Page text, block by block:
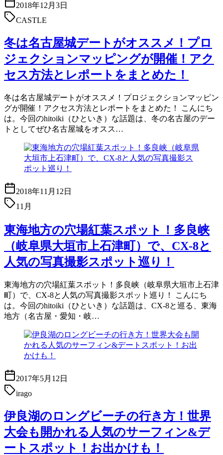
2018年12月3日
CASTLE
冬は名古屋城デートがオススメ！プロ
ジェクションマッピングが開催！アク
セス方法とレポートをまとめた！
冬は名古屋城デートがオススメ！プロジェクションマッピン
グが開催！アクセス方法とレポートをまとめた！ こんにち
は。今回のhitoiki（ひといき）な話題は、冬の名古屋のデー
トとしてぜひ名古屋城をオスス…
2018年11月12日
11月
東海地方の穴場紅葉スポット！多良峡
（岐阜県大垣市上石津町）で、CX-8と
人気の写真撮影スポット巡り！
東海地方の穴場紅葉スポット！多良峡（岐阜県大垣市上石津
町）で、CX-8と人気の写真撮影スポット巡り！ こんにち
は。今回のhitoiki（ひといき）な話題は、CX-8と巡る、東海
地方（名古屋・愛知・岐…
2017年5月12日
irago
伊良湖のロングビーチの行き方！世界
大会も開かれる人気のサーフィン&デ
ートスポット！お出かけも！